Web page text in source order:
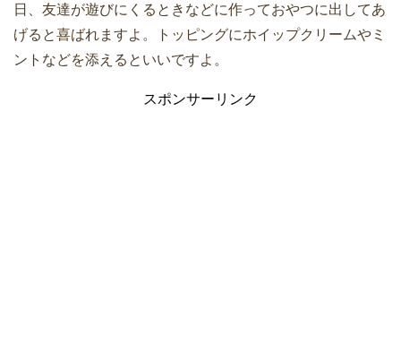
日、友達が遊びにくるときなどに作っておやつに出してあ
げると喜ばれますよ。トッピングにホイップクリームやミ
ントなどを添えるといいですよ。
スポンサーリンク